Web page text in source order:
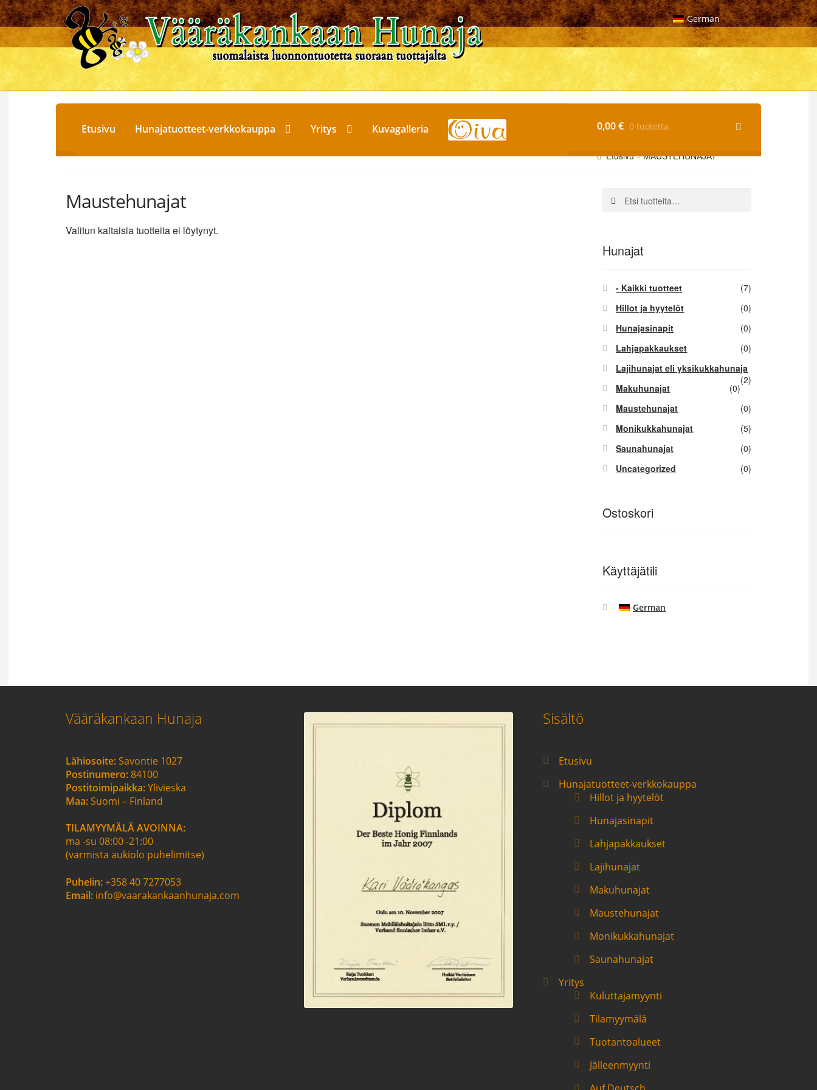
Siirry
navigointiin
Siirry
sisältöön
German
Etusivu Hunajatuotteet-verkkokauppa Yritys Kuvagalleria 0,00€ 0 tuotetta
Etusivu MAUSTEHUNAJAT
Maustehunajat
Valitun kaltaisia tuotteita ei löytynyt.
Etsi:Haku
Hunajat
- Kaikki tuotteet
(7)
Hillot ja hyytelöt
(0)
Hunajasinapit
(0)
Lahjapakkaukset
(0)
Lajihunajat eli yksikukkahunaja
(2)
Makuhunajat
(0)
Maustehunajat
(0)
Monikukkahunajat
(5)
Saunahunajat
(0)
Uncategorized
(0)
Ostoskori
Käyttäjätili
German
Vääräkankaan Hunaja
Lähiosoite:Savontie 1027
Postinumero:84100
Postitoimipaikka:Ylivieska
Maa:Suomi – Finland
TILAMYYMÄLÄ AVOINNA:
ma -su 08:00 -21:00
(varmista aukiolo puhelimitse)
Puhelin:+358 40 7277053
Email: info@vaarakankaanhunaja.com
Sisältö
Etusivu
Hunajatuotteet-verkkokauppa
Hillot ja hyytelöt
Hunajasinapit
Lahjapakkaukset
Lajihunajat
Makuhunajat
Maustehunajat
Monikukkahunajat
Saunahunajat
Yritys
Kuluttajamyynti
Tilamyymälä
Tuotantoalueet
Jälleenmyynti